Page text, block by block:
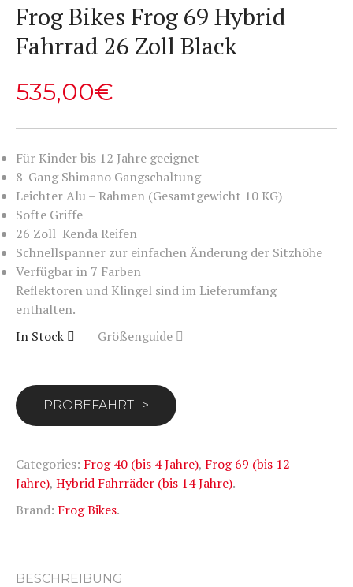
Frog Bikes Frog 69 Hybrid
Fahrrad 26 Zoll Black
535,00€
Für Kinder bis 12 Jahre geeignet
8-Gang Shimano Gangschaltung
Leichter Alu – Rahmen (Gesamtgewicht 10 KG)
Softe Griffe
26 Zoll Kenda Reifen
Schnellspanner zur einfachen Änderung der Sitzhöhe
Verfügbar in 7 Farben
Reflektoren und Klingel sind im Lieferumfang
enthalten.
In Stock
Größenguide
PROBEFAHRT ->
Categories: Frog 40 (bis 4 Jahre), Frog 69 (bis 12
Jahre), Hybrid Fahrräder (bis 14 Jahre).
Brand: Frog Bikes.
BESCHREIBUNG